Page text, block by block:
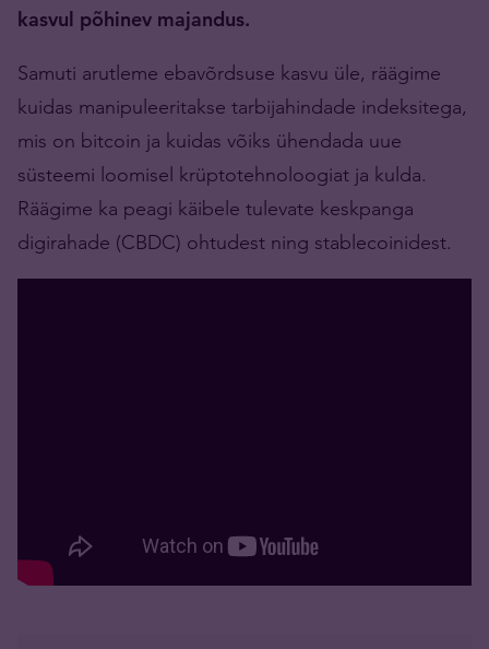
kasvul põhinev majandus.
Samuti arutleme ebavõrdsuse kasvu üle, räägime
kuidas manipuleeritakse tarbijahindade indeksitega,
mis on bitcoin ja kuidas võiks ühendada uue
süsteemi loomisel krüptotehnoloogiat ja kulda.
Räägime ka peagi käibele tulevate keskpanga
digirahade (CBDC) ohtudest ning stablecoinidest.